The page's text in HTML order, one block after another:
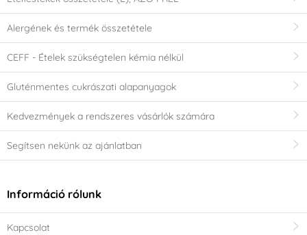
Alergének és termék összetétele
CEFF - Ételek szükségtelen kémia nélkül
Gluténmentes cukrászati alapanyagok
Kedvezmények a rendszeres vásárlók számára
Segítsen nekünk az ajánlatban
Információ rólunk
Kapcsolat